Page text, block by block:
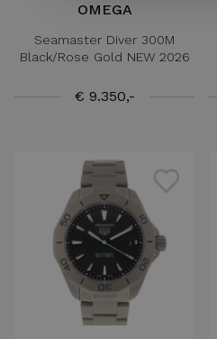
OMEGA
Seamaster Diver 300M
Black/Rose Gold NEW 2026
€ 9.350,-